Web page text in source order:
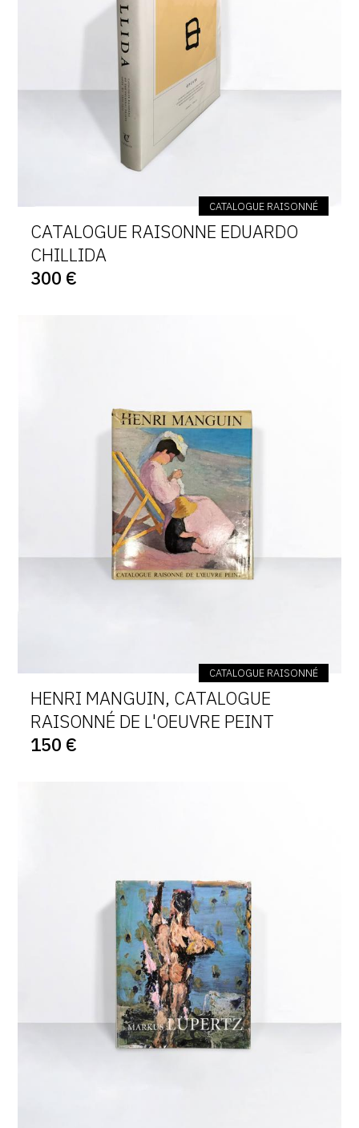
CATALOGUE RAISONNÉ
CATALOGUE RAISONNE EDUARDO
CHILLIDA
300 €
CATALOGUE RAISONNÉ
HENRI MANGUIN, CATALOGUE
RAISONNÉ DE L'OEUVRE PEINT
150 €